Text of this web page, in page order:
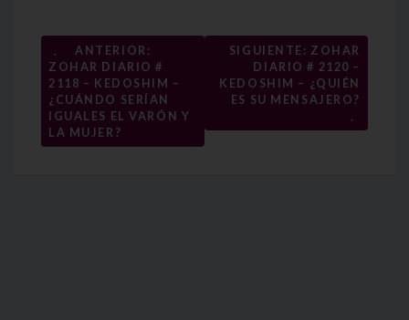
Navegación
de
entradas
←
ANTERIOR:
ZOHAR DIARIO #
2118 – KEDOSHIM –
¿CUÁNDO SERÍAN
IGUALES EL VARÓN Y
LA MUJER?
SIGUIENTE: ZOHAR
DIARIO # 2120 –
KEDOSHIM – ¿QUIÉN
ES SU MENSAJERO?
→